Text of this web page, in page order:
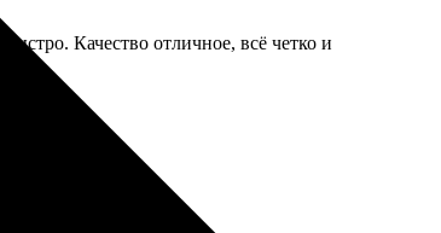
Качество отличное, всё четко и